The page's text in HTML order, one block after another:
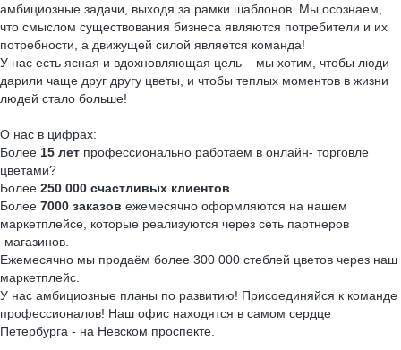
амбициозные задачи, выходя за рамки шаблонов. Мы осознаем,
что смыслом существования бизнеса являются потребители и их
потребности, а движущей силой является команда!
У нас есть ясная и вдохновляющая цель – мы хотим, чтобы люди
дарили чаще друг другу цветы, и чтобы теплых моментов в жизни
людей стало больше!
О нас в цифрах:
Более 15 лет профессионально работаем в онлайн- торговле
цветами?
Более 250 000 счастливых клиентов
Более 7000 заказов ежемесячно оформляются на нашем
маркетплейсе, которые реализуются через сеть партнеров
-магазинов.
Ежемесячно мы продаём более 300 000 стеблей цветов через наш
маркетплейс.
У нас амбициозные планы по развитию! Присоединяйся к команде
профессионалов! Наш офис находятся в самом сердце
Петербурга - на Невском проспекте.